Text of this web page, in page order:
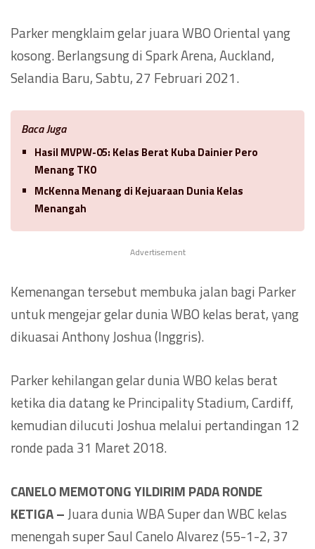
Parker mengklaim gelar juara WBO Oriental yang
kosong. Berlangsung di Spark Arena, Auckland,
Selandia Baru, Sabtu, 27 Februari 2021.
Baca Juga
Hasil MVPW-05: Kelas Berat Kuba Dainier Pero
Menang TKO
McKenna Menang di Kejuaraan Dunia Kelas
Menangah
Advertisement
Kemenangan tersebut membuka jalan bagi Parker
untuk mengejar gelar dunia WBO kelas berat, yang
dikuasai Anthony Joshua (Inggris).
Parker kehilangan gelar dunia WBO kelas berat
ketika dia datang ke Principality Stadium, Cardiff,
kemudian dilucuti Joshua melalui pertandingan 12
ronde pada 31 Maret 2018.
CANELO MEMOTONG YILDIRIM PADA RONDE
KETIGA – Juara dunia WBA Super dan WBC kelas
menengah super Saul Canelo Alvarez (55-1-2, 37